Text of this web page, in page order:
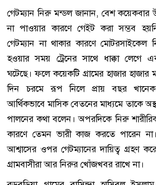
গেটম্যান নিরু মন্ডল জানান, বেশ
না পাওয়ার কারণে গেইট করা সম্ভব
গেটম্যান না থাকার কারণে মোটরসাইকেল
হওয়ার সময় ট্রেনের সাথে ধাক্কা লেগে
ঘটেছে। ফলে কয়েকটি গ্রামের হাজার হাজার
দিন চরমে রূপ নিলে প্রায় বছর খানেক
আর্থিকভাবে মাসিক বেতনের মাধ্যমে তাকে
পালনের কথা বলেন। অপরদিকে নিরু
কারণে তেমন ভারী কাজ করতে পারেন না।
আশ্বাসের ওপর গেটম্যানের দায়িত্ব গ্রহণ
গ্রামবাসীরা আর নিরুর খোঁজখবর রাখে না।